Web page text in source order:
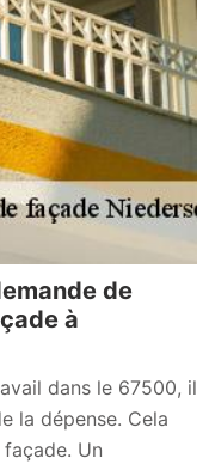
de
à
dans le 67500, il
la dépense. Cela
Un